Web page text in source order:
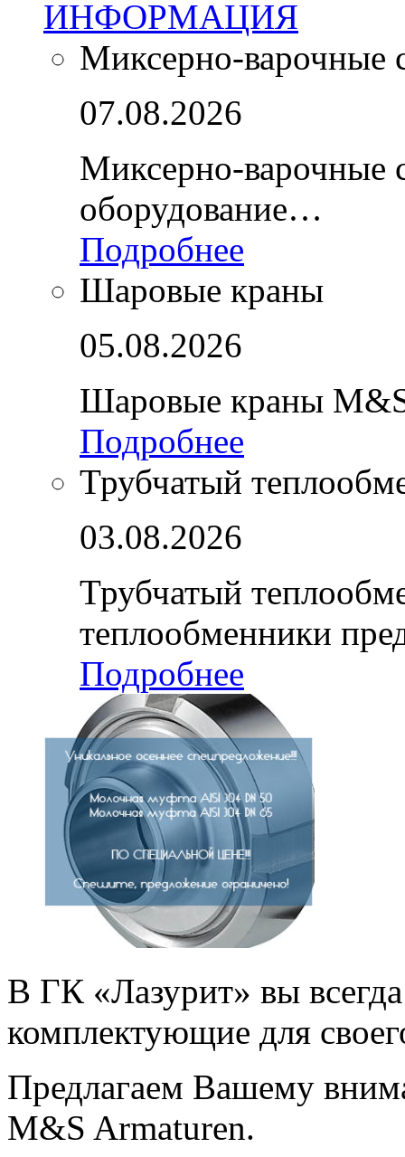
ИНФОРМАЦИЯ
Миксерно-варочные
07.08.2026
Миксерно-варочные
оборудование…
Подробнее
Шаровые краны
05.08.2026
Шаровые краны
Подробнее
Трубчатый
03.08.2026
Трубчатый
теплообменники
Подробнее
В ГК «Лазурит» вы
комплектующие для
Предлагаем Вашему
M&S Armaturen.